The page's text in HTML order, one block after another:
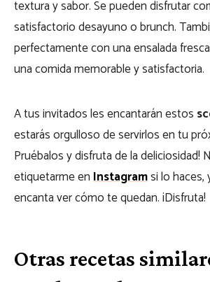
textura y sabor. Se pueden disfrutar
satisfactorio desayuno o brunch.
perfectamente con una ensalada
una comida memorable y satisfactoria.
A tus invitados les encantarán estos
estarás orgulloso de servirlos en tu
Pruébalos y disfruta de ladeliciosidad!
etiquetarme enInstagramsi lo haces,
encanta ver cómo te quedan. ¡Disfruta!
Otras recetas